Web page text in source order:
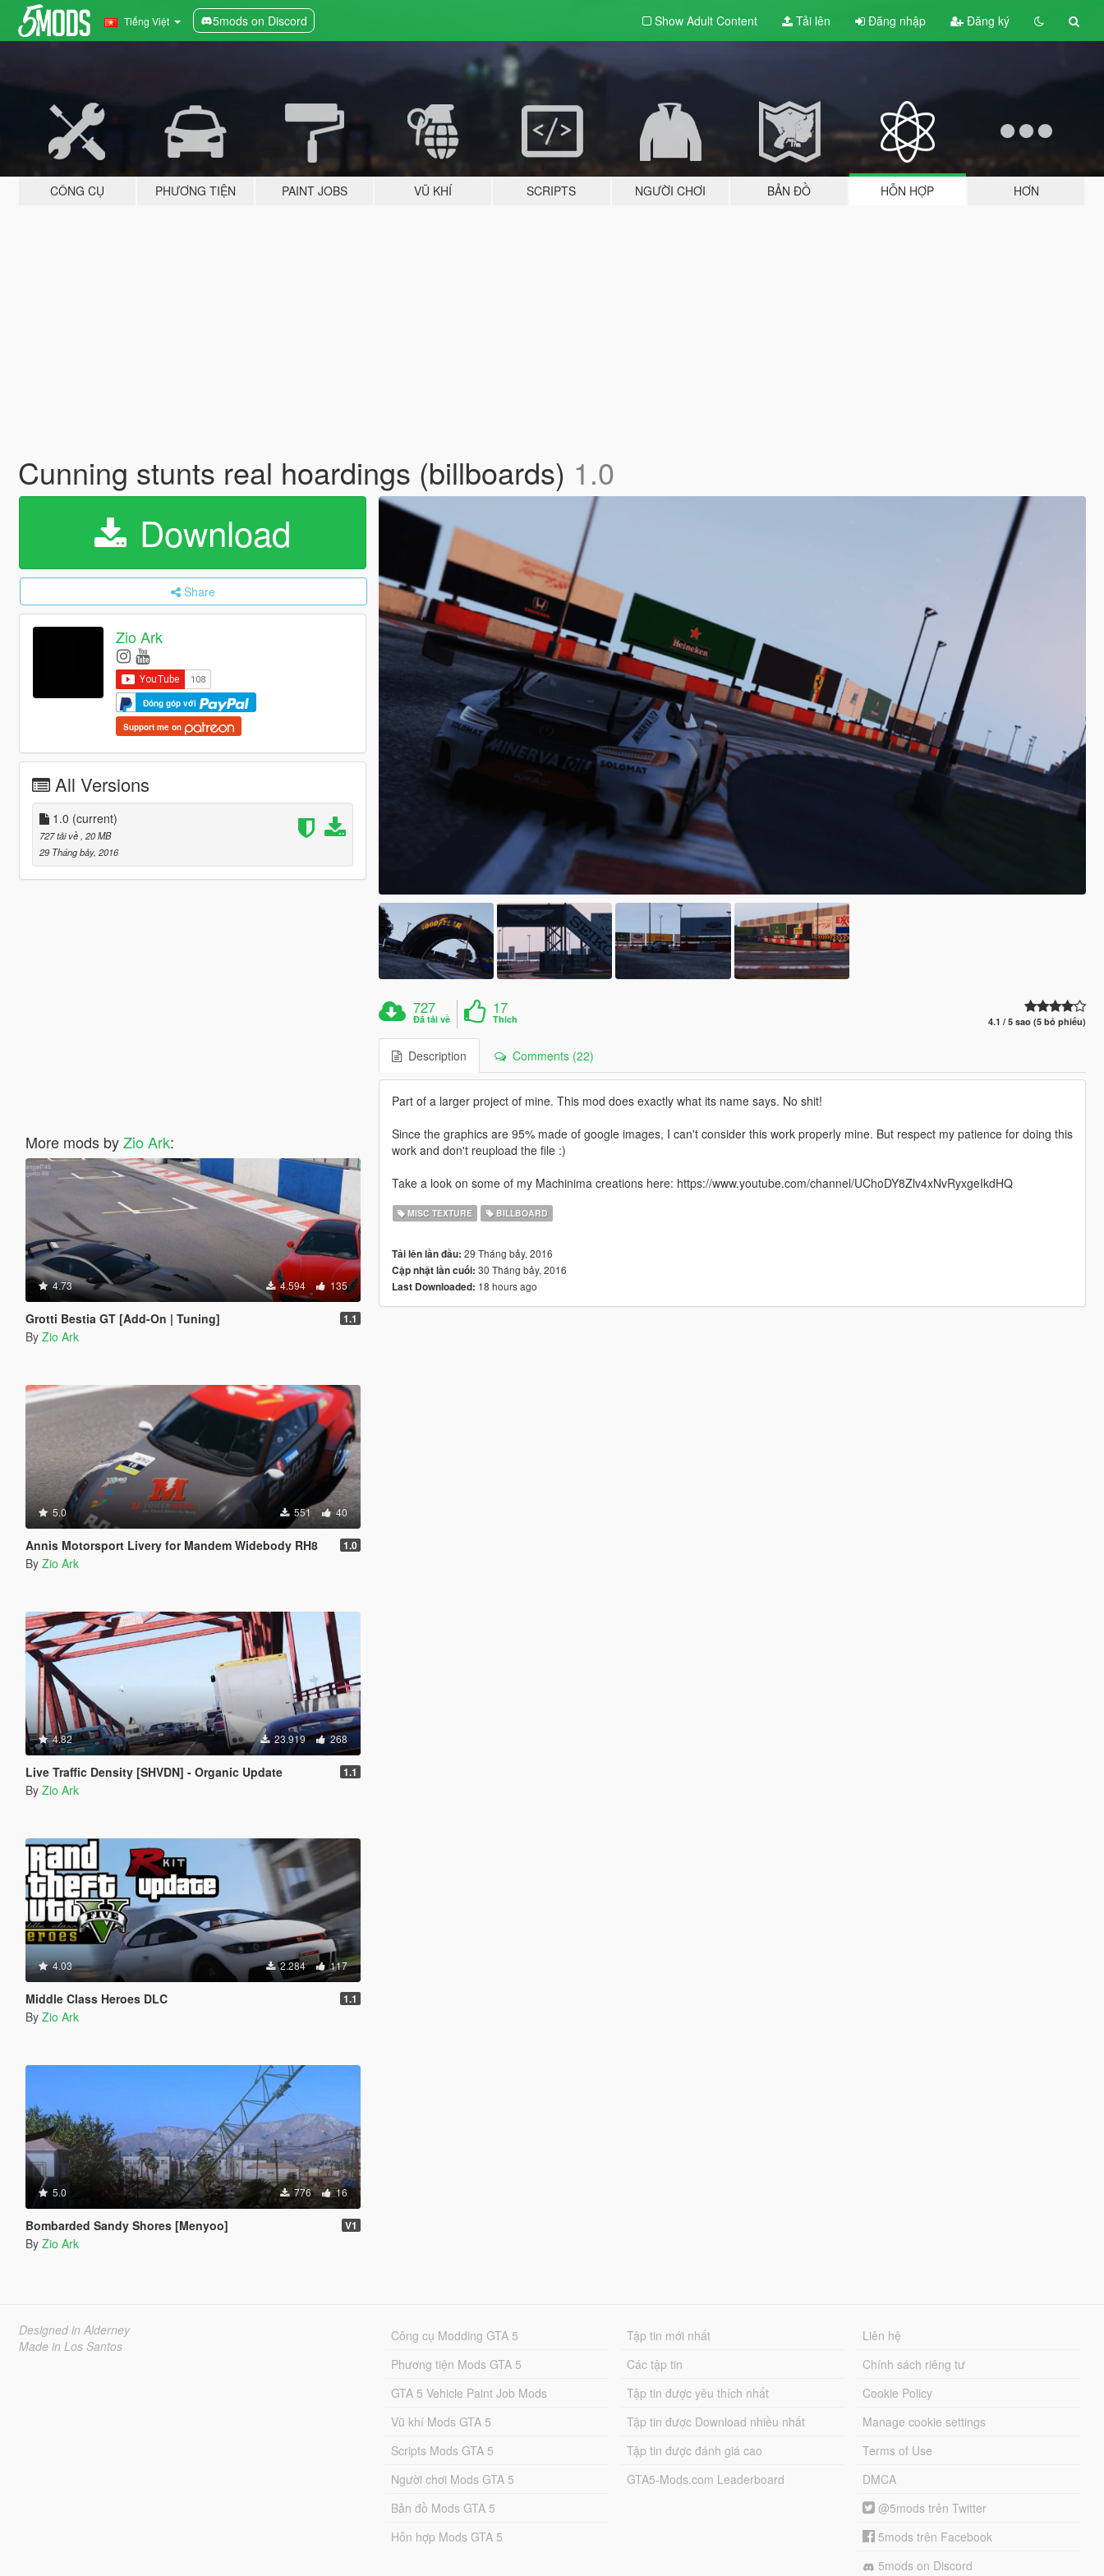
Tiếng Việt 5mods on Discord Show Adult Content Tải lên Đăng nhập Đăng ký
CÔNG CỤ PHƯƠNG TIỆN PAINT JOBS VŨ KHÍ SCRIPTS NGƯỜI CHƠI BẢN ĐỒ HỖN HỢP HƠN
Cunning stunts real hoardings (billboards) 1.0
Download
Share
Zio Ark
Đóng góp với
Support me on
All Versions
1.0 (current)
727 tải về, 20 MB
29 Tháng bảy, 2016
More mods byZio Ark:
4.73 4.594 135
Grotti Bestia GT [Add-On | Tuning] 1.1
By Zio Ark
5.0 551 40
Annis Motorsport Livery for Mandem Widebody RH8 1.0
By Zio Ark
4.82 23.919 268
Live Traffic Density [SHVDN] - Organic Update 1.1
By Zio Ark
4.03 2.284 117
Middle Class Heroes DLC 1.1
By Zio Ark
5.0 776 16
Bombarded Sandy Shores [Menyoo] V1
By Zio Ark
727
Đã tải về
17
Thích 4.1 / 5 sao (5 bỏ phiếu)
Description Comments (22)
Part of a larger project of mine. This mod does exactly what its name says. No shit!
Since the graphics are 95% made of google images, I can't consider this work properly mine. But respect my patience for doing this
work and don't reupload the file :)
Take a look on some of my Machinima creations here: https://www.youtube.com/channel/UChoDY8Zlv4xNvRyxgeIkdHQ
MISC TEXTURE BILLBOARD
Tải lên lần đầu: 29 Tháng bảy, 2016
Cập nhật lần cuối: 30 Tháng bảy, 2016
Last Downloaded: 18 hours ago
Designed in Alderney
Made in Los Santos
Công cụ Modding GTA 5
Phương tiện Mods GTA 5
GTA 5 Vehicle Paint Job Mods
Vũ khí Mods GTA 5
Scripts Mods GTA 5
Người chơi Mods GTA 5
Bản đồ Mods GTA 5
Hỗn hợp Mods GTA 5
Tập tin mới nhất
Các tập tin
Tập tin được yêu thích nhất
Tập tin được Download nhiều nhất
Tập tin được đánh giá cao
GTA5-Mods.com Leaderboard
Liên hệ
Chính sách riêng tư
Cookie Policy
Manage cookie settings
Terms of Use
DMCA
@5mods trên Twitter
5mods trên Facebook
5mods on Discord